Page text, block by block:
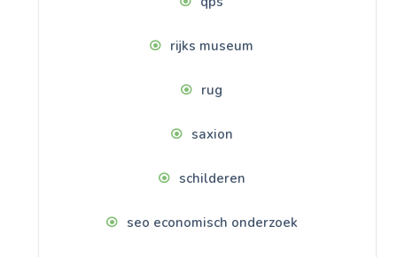
rijks museum
rug
saxion
schilderen
seo economisch onderzoek